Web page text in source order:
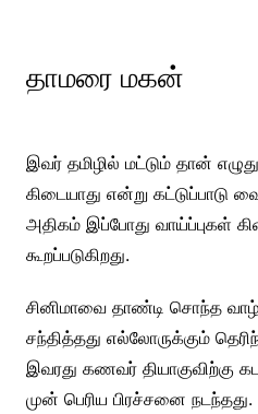
தாமரை மகன்
இவர் தமிழில் மட்டும் தான்
கிடையாது என்று
அதிகம் இப்போது வாய்ப்புகள்
கூறப்படுகிறது.
சினிமாவை தாண்டி சொந்த
சந்தித்தது எல்லோருக்கும்
இவரது கணவர் தியாகுவிற்கு
முன் பெரிய பிரச்சனை நடந்தது.